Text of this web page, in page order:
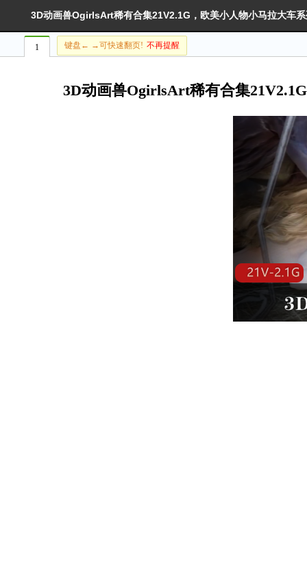
3D动画兽OgirlsArt稀有合集21V2.1G，欧美小人物小马拉大车
1 键盘← →可快速翻页! 不再提醒
3D动画兽OgirlsArt稀有合集